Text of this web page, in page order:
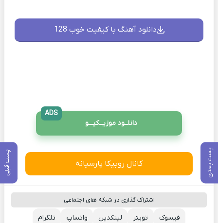
پست بعدی پست قبلی
دانلود آهنگ با کیفیت خوب 128
دانلــود موزیــکیـــو
ADS
کانال روبیکا پارسیانه
اشتراک گذاری در شبکه های اجتماعی
تلگرام واتساپ لینکدین تویتر
فیسوک